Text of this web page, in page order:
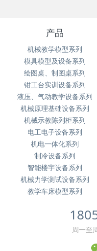
产品
机械教学模型系列
模具模型及设备系列
绘图桌、制图桌系列
钳工台实训设备系列
液压、气动教学设备系列
机械原理基础设备系列
机械示教陈列柜系列
电工电子设备系列
机电一体化系列
制冷设备系列
智能楼宇设备系列
机械力学测试设备系列
教学车床模型系列
周一至